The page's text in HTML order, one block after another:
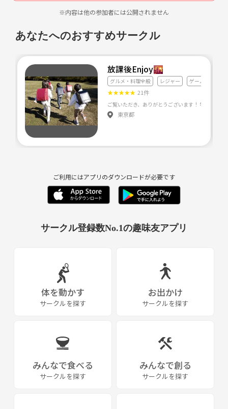
※内容は他の参加者には公開されません
あなたへのおすすめサークル
放課後Enjoy🌇
グルメ・料理全般 レジャー ゲーム
★★★★★ 21件
東京都
ご利用にはアプリのダウンロードが必要です
サークル登録数No.1の趣味友アプリ
体を動かす
サークルを探す
お出かけ
サークルを探す
みんなで食べる
サークルを探す
みんなで創る
サークルを探す